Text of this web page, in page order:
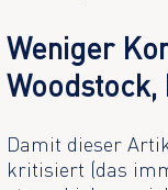
Weniger
Woodstock,
Damit dieser
kritisiert (das